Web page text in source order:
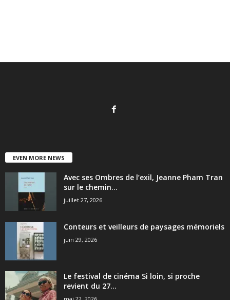
EVEN MORE NEWS
Avec ses Ombres de l’exil, Jeanne Pham Tran
sur le chemin...
juillet 27, 2026
Conteurs et veilleurs de paysages mémoriels
juin 29, 2026
Le festival de cinéma Si loin, si proche
revient du 27...